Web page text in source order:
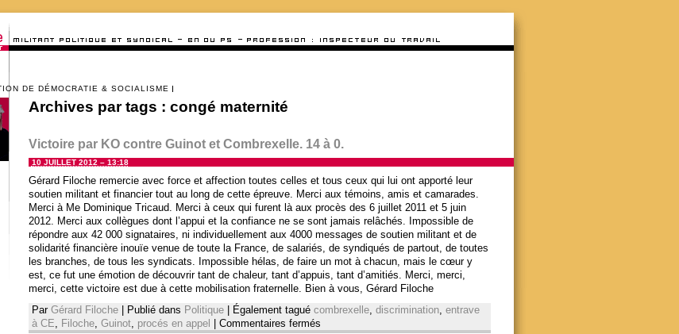
DE DÉMOCRATIE & SOCIALISME
Archives par tags : congé maternité
Victoire par KO contre Guinot et Combrexelle. 14 à 0.
10 JUILLET 2012 – 13:18
Gérard Filoche remercie avec force et affection toutes celles et tous ceux qui lui ont apporté leur
soutien militant et financier tout au long de cette épreuve. Merci aux témoins, amis et camarades.
Merci à Me Dominique Tricaud. Merci à ceux qui furent là aux procès des 6 juillet 2011 et 5 juin
2012. Merci aux collègues dont l’appui et la confiance ne se sont jamais relâchés. Impossible de
répondre aux 42 000 signataires, ni individuellement aux 4000 messages de soutien militant et de
solidarité financière inouïe venue de toute la France, de salariés, de syndiqués de partout, de toutes
les branches, de tous les syndicats. Impossible hélas, de faire un mot à chacun, mais le cœur y
est, ce fut une émotion de découvrir tant de chaleur, tant d’appuis, tant d’amitiés. Merci, merci,
merci, cette victoire est due à cette mobilisation fraternelle. Bien à vous, Gérard Filoche
Par Gérard Filoche Publié dans Politique Également tagué combrexelle, discrimination, entrave
à CE
Filoche, Guinot, procés en appel Commentaires fermés